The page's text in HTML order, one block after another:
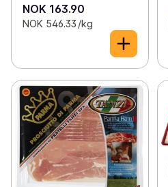
NOK 163.90
NOK 546.33 /kg